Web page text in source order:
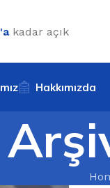
kadar açık
Hakkımızda